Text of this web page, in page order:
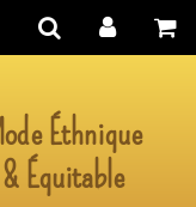
Éthnique
& Équitable